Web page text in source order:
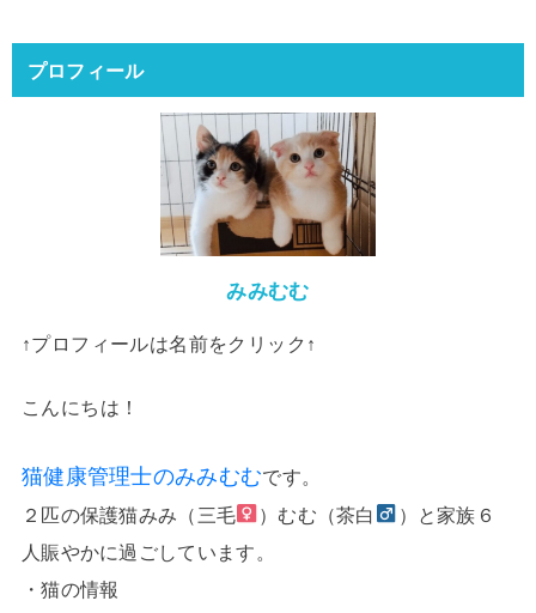
プロフィール
みみむむ
↑プロフィールは名前をクリック↑
こんにちは！
猫健康管理士のみみむむです。
２匹の保護猫みみ（三毛
）むむ（茶白
）と家族６
人賑やかに過ごしています。
・猫の情報